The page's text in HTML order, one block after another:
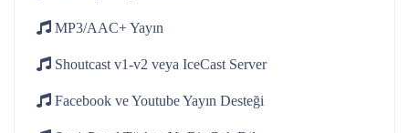
MP3/AAC+Yayın
Shoutcast v1-v2 veya IceCast Server
Facebook ve YoutubeYayın Desteği